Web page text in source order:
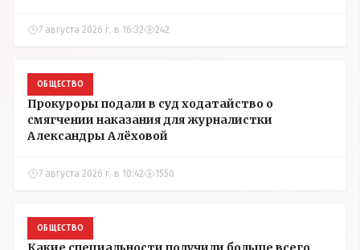
7 августа 2026 г. в 16:32 242
ОБЩЕСТВО
Прокуроры подали в суд ходатайство о
смягчении наказания для журналистки
Александры Алёховой
7 августа 2026 г. в 10:42 1550
ОБЩЕСТВО